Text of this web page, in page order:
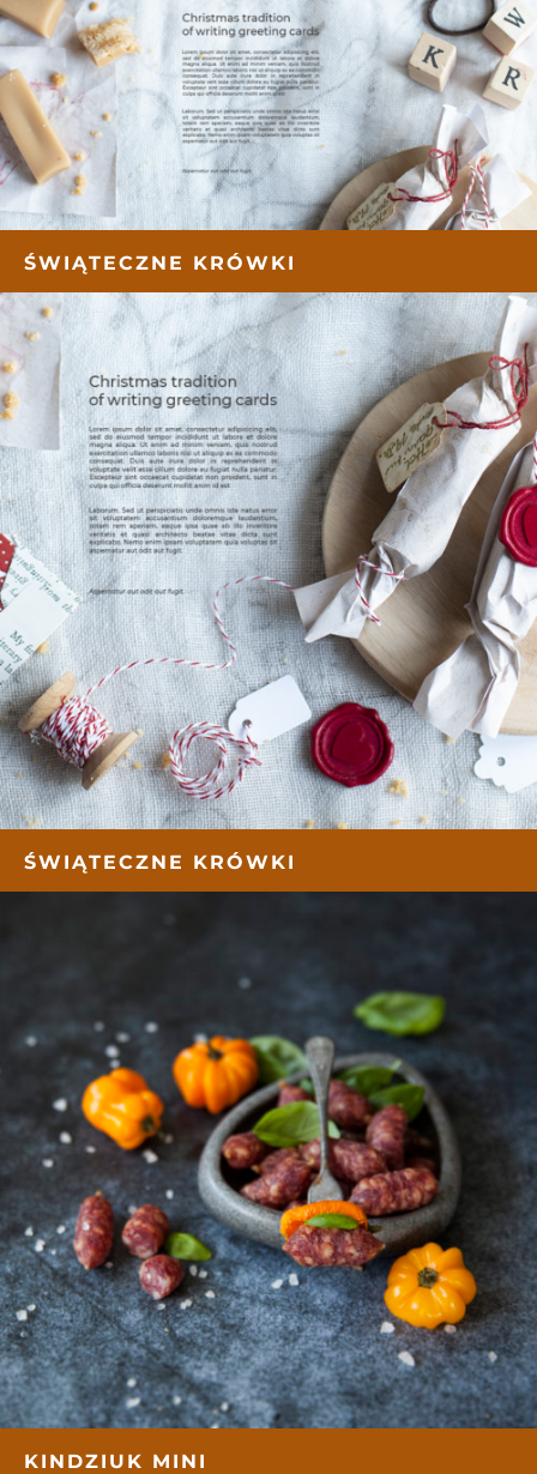
ŚWIĄTECZNE KRÓWKI
ŚWIĄTECZNE KRÓWKI
KINDZIUK MINI